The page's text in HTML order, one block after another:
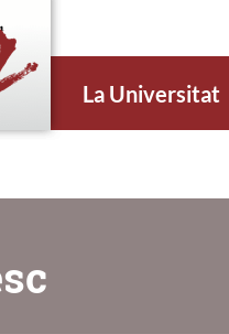
La Universitat